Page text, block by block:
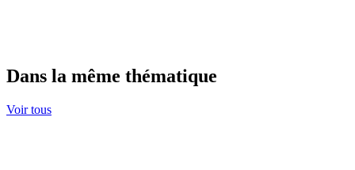
Dans la même thématique
Voir tous